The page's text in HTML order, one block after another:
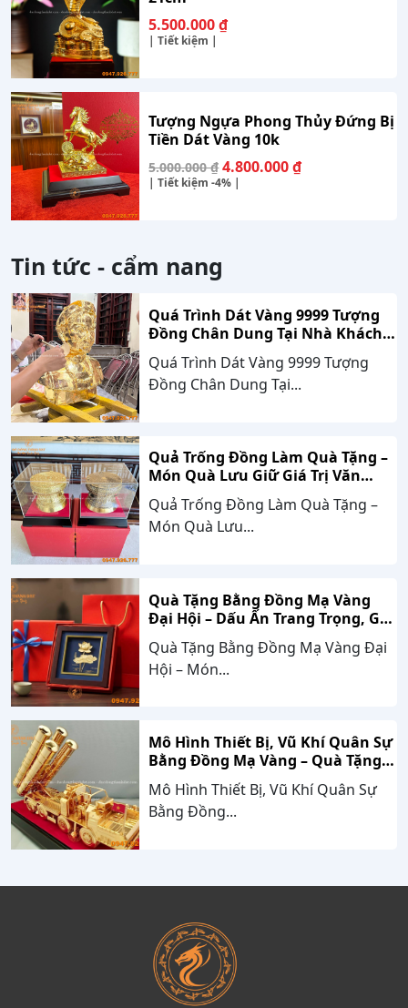
5.500.000₫
| Tiết kiệm |
Tượng Ngựa Phong Thủy Đứng Bị
Tiền Dát Vàng 10k
5.000.000₫Giá
gốc
4.800.000₫Giá
| Tiết kiệm-4% |
Tin tức - cẩm nang
Quá Trình Dát Vàng 9999 Tượng
Đồng Chân Dung Tại Nhà Khách
Hàng Nghệ An
Quá Trình Dát Vàng 9999 Tượng
Đồng Chân Dung Tại...
Quả Trống Đồng Làm Quà Tặng –
Món Quà Lưu Giữ Giá Trị Văn
Hóa, Gắn Kết Thành Công
Quả Trống Đồng Làm Quà Tặng –
Món Quà Lưu...
Quà Tặng Bằng Đồng Mạ Vàng
Đại Hội – Dấu Ấn Trang Trọng, Giá
Trị Bền Vững Theo Thời Gian
Quà Tặng Bằng Đồng Mạ Vàng Đại
Hội – Món...
Mô Hình Thiết Bị, Vũ Khí Quân Sự
Bằng Đồng Mạ Vàng – Quà Tặng
Cao Cấp Mang Dấu Ấn Sức Mạnh
Và Niềm Tự Hào Dân Tộc
Mô Hình Thiết Bị, Vũ Khí Quân Sự
Bằng Đồng...